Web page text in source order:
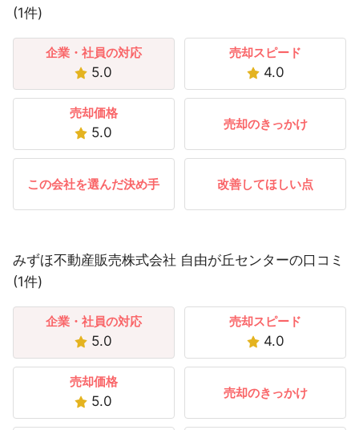
(1件)
企業・社員の対応
5.0
売却スピード
4.0
売却価格
5.0
売却のきっかけ
この会社を選んだ決め手 改善してほしい点
みずほ不動産販売株式会社 自由が丘センターの口コミ
(1件)
企業・社員の対応
5.0
売却スピード
4.0
売却価格
5.0
売却のきっかけ